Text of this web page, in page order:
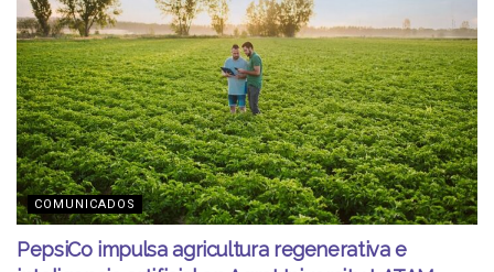
COMUNICADOS
PepsiCo impulsa agricultura regenerativa e